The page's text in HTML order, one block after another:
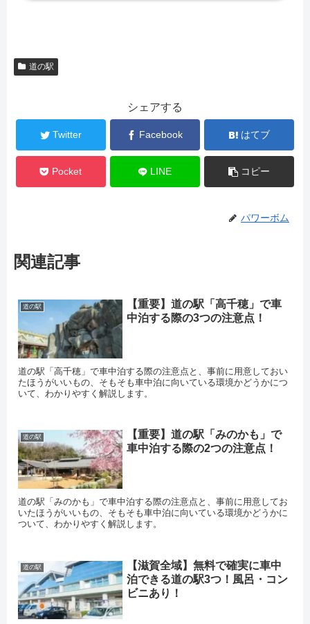
道の駅
シェアする
Twitter Facebook はてブ
Pocket LINE コピー
パワーボム
関連記事
道の駅
【重要】道の駅「高千穂」で車
中泊する際の3つの注意点！
道の駅「高千穂」で車中泊する際の注意点と、事前に用意しておい
たほうがいいもの、そもそも車中泊に向いている環境かどうかにつ
いて、わかりやすく解説します。
道の駅
【重要】道の駅「みのかも」で
車中泊する際の2つの注意点！
道の駅「みのかも」で車中泊する際の注意点と、事前に用意してお
いたほうがいいもの、そもそも車中泊に向いている環境かどうかに
ついて、わかりやすく解説します。
道の駅
【滋賀全域】無料で確実に車中
泊できる道の駅3つ！風呂・コン
ビニあり！